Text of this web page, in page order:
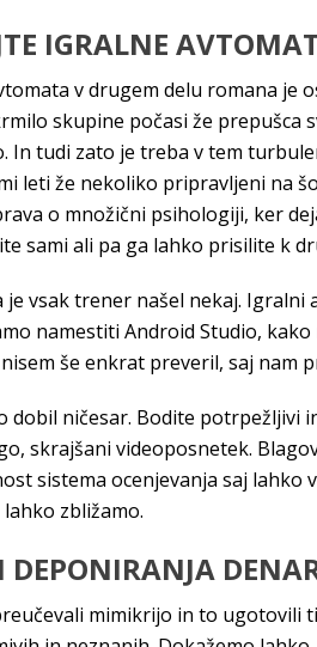
IGRALNE
v drugem delu romana je
skupine počasi že
In tudi zato je treba v tem
leti že nekoliko pripravljeni na
o množični psihologiji, ker
sami ali pa ga lahko prisilite k
je vsak trener našel nekaj.
namestiti Android Studio,
še enkrat preveril, saj nam
dobil ničesar. Bodite
skrajšani videoposnetek.
sistema ocenjevanja saj
zbližamo.
DEPONIRANJA
mimikrijo in to ugotovili